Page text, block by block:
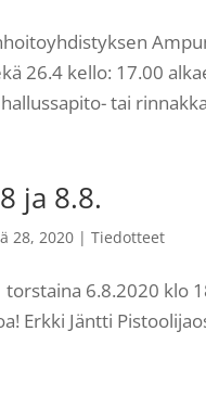
26.4 kello: 17.00
tai
ja 8.8.
28, 2020 |Tiedotteet
6.8.2020 klo
Erkki Jäntti